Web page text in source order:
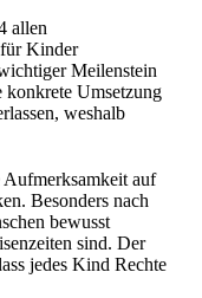
allen
Kinder
Meilenstein
konkrete Umsetzung
weshalb
auf
Besonders nach
bewusst
sind. Der
jedes Kind Rechte